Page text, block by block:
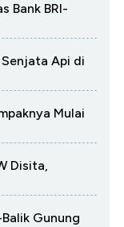
Bank BRI-
Api di
Mulai
Disita,
Gunung